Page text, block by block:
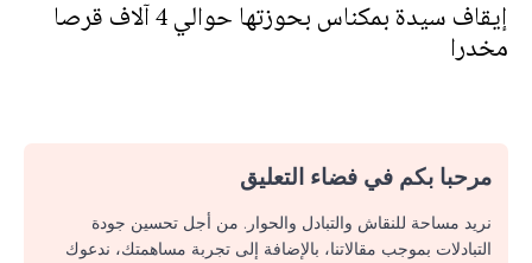
إيقاف سيدة بمكناس بحوزتها حوالي 4 آلاف قرصا
مخدرا
مرحبا بكم في فضاء التعليق
نريد مساحة للنقاش والتبادل والحوار. من أجل تحسين جودة
التبادلات بموجب مقالاتنا، بالإضافة إلى تجربة مساهمتك، ندعوك